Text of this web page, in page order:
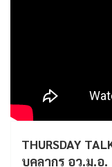
THURSDAY
บุคลากร อว.ม.อ.